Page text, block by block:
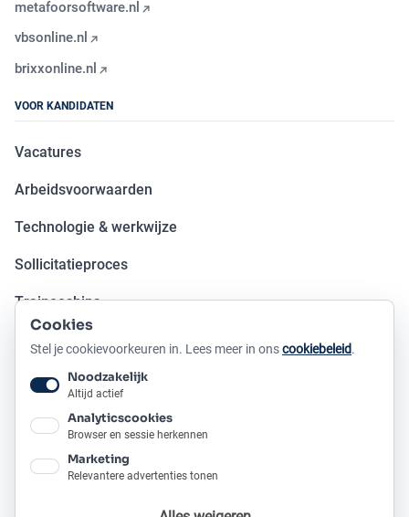
metafoorsoftware.nl
vbsonline.nl
brixxonline.nl
VOOR KANDIDATEN
Vacatures
Arbeidsvoorwaarden
Technologie & werkwijze
Sollicitatieproces
Traineeships
Open sollicitatie
OVER METAFOOR
Ons verhaal
Onze producten
Cookies
Stel je cookievoorkeuren in. Lees meer in onscookiebeleid.
Noodzakelijk
Altijd actief
Analyticscookies
Browser en sessie herkennen
Marketing
Relevantere advertenties tonen